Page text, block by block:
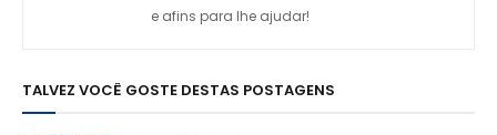
e afins para lhe ajudar!
TALVEZ VOCÊ GOSTE DESTAS POSTAGENS